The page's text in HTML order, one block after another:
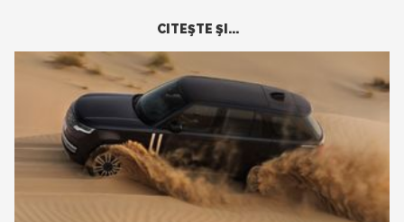
CITEŞTE ŞI...